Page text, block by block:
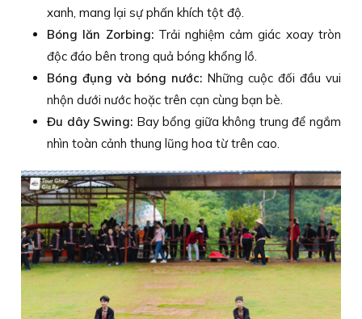
xanh, mang lại sự phấn khích tột độ.
Bóng lăn Zorbing:Trải nghiệm cảm giác xoay tròn
độc đáo bên trong quả bóng khổng lồ.
Bóng đụng và bóng nước: Những cuộc đối đầu vui
nhộn dưới nước hoặc trên cạn cùng bạn bè.
Đu dây Swing: Bay bổng giữa không trung để ngắm
nhìn toàn cảnh thung lũng hoa từ trên cao.